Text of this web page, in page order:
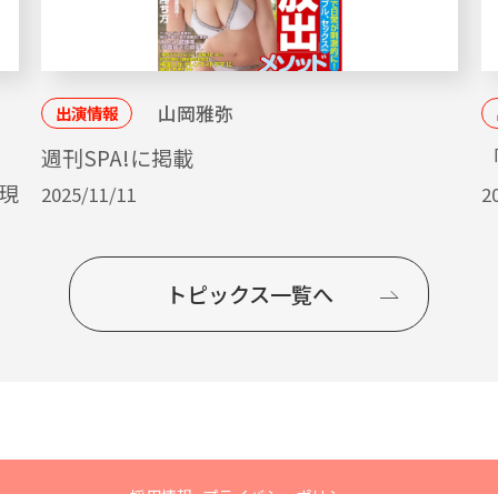
出演情報 山岡雅弥
週刊SPA!に掲載
2025/11/11
トピックス一覧へ